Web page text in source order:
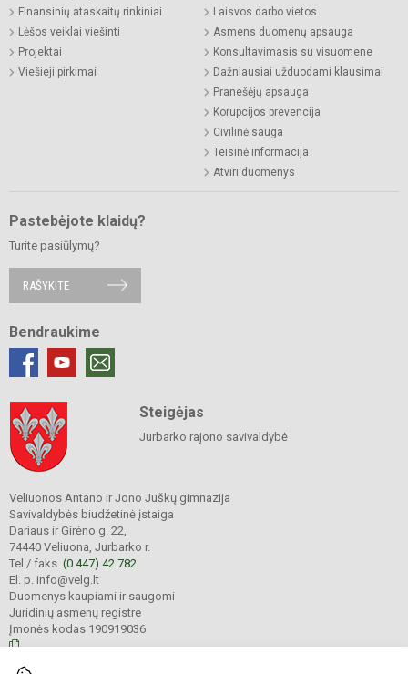
Finansinių ataskaitų rinkiniai
Lėšos veiklai viešinti
Projektai
Viešieji pirkimai
Laisvos darbo vietos
Asmens duomenų apsauga
Konsultavimasis su visuomene
Dažniausiai užduodami klausimai
Pranešėjų apsauga
Korupcijos prevencija
Civilinė sauga
Teisinė informacija
Atviri duomenys
Pastebėjote klaidų?
Turite pasiūlymų?
RAŠYKITE
Bendraukime
Steigėjas
Jurbarko rajono savivaldybė
Veliuonos Antano ir Jono Juškų gimnazija
Savivaldybės biudžetinė įstaiga
Dariaus ir Girėno g. 22,
74440 Veliuona, Jurbarko r.
Tel./ faks. (0 447) 42 782
El. p. info@velg.lt
Duomenys kaupiami ir saugomi
Juridinių asmenų registre
Įmonės kodas 190919036